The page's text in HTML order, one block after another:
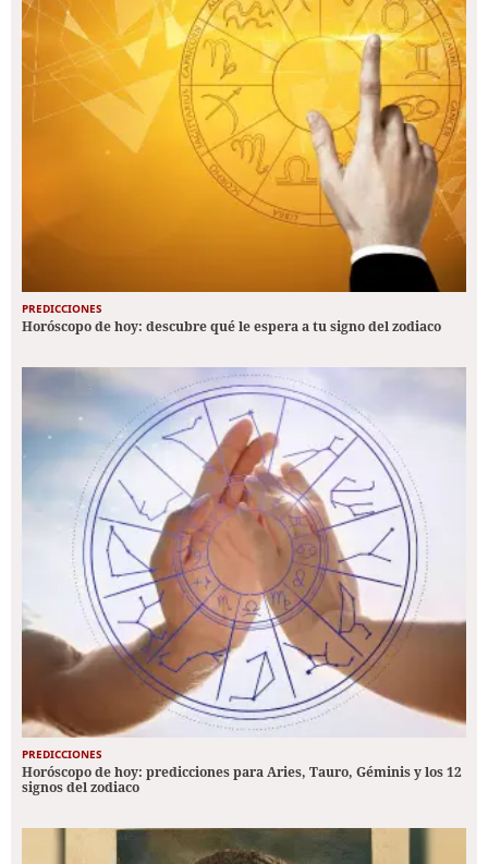
PREDICCIONES
Horóscopo de hoy: descubre qué le espera a tu signo del zodiaco
PREDICCIONES
Horóscopo de hoy: predicciones para Aries, Tauro, Géminis y los 12
signos del zodiaco